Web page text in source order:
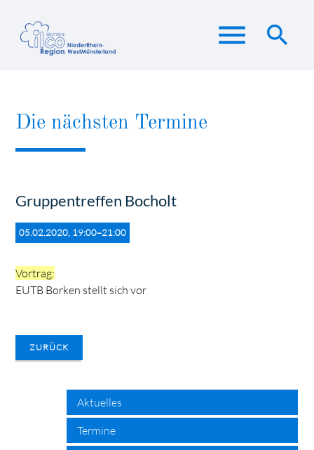
menu search
Die nächsten Termine
Gruppentreffen Bocholt
05.02.2020, 19:00–21:00
Vortrag:
EUTB Borken stellt sich vor
ZURÜCK
Aktuelles
Termine
search